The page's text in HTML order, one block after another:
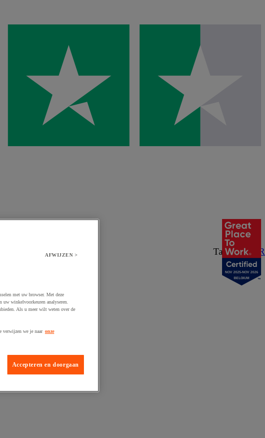
Taal:NL/ FR
NOV 2025-NOV 2026
BELGIUM
AFWIJZEN >
met uw browser. Met deze
uw winkelvoorkeuren analyseren.
Als u meer wilt weten over de
verwijzen we je naar onze
Accepteren en doorgaan